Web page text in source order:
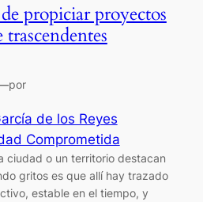
propiciar proyectos
por
de los Reyes
Comprometida
ciudad o un territorio destacan
gritos es que allí hay trazado
estable en el tiempo, y